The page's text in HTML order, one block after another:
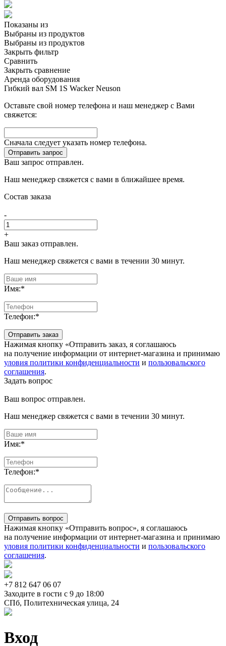
Показаны из
Выбраны из продуктов
Выбраны из продуктов
Закрыть фильтр
Сравнить
Закрыть сравнение
Аренда оборудования
Гибкий вал SM 1S Wacker Neuson
Оставьте свой номер телефона и наш менеджер с Вами
свяжется:
Сначала следует указать номер телефона.
Отправить запрос
Ваш запрос отправлен.
Наш менеджер свяжется с вами в ближайшее время.
Состав заказа
-
+
Ваш заказ отправлен.
Наш менеджер свяжется с вами в течении 30 минут.
Имя:*
Телефон:*
Отправить заказ
Нажимая кнопку «Отправить заказ, я соглашаюсь
на получение информации от интернет-магазина и принимаю
уловия политики конфиденциальности и пользовальского
соглашения.
Задать вопрос
Ваш вопрос отправлен.
Наш менеджер свяжется с вами в течении 30 минут.
Имя:*
Телефон:*
Отправить вопрос
Нажимая кнопку «Отправить вопрос», я соглашаюсь
на получение информации от интернет-магазина и принимаю
уловия политики конфиденциальности и пользовальского
соглашения.
+7 812 647 06 07
Заходите в гости c 9 до 18:00
СПб, Политехническая улица, 24
Вход